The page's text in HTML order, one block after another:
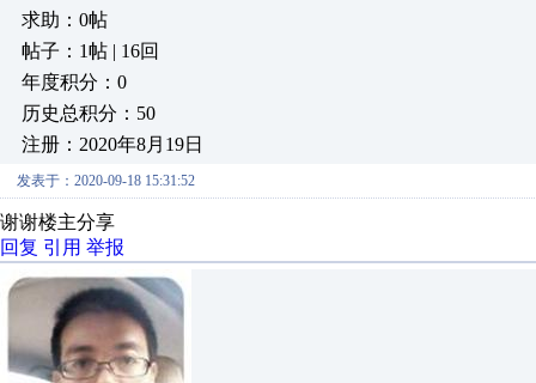
求助：0帖
帖子：1帖 | 16回
年度积分：0
历史总积分：50
注册：2020年8月19日
发表于：2020-09-18 15:31:52
谢谢楼主分享
回复 引用 举报